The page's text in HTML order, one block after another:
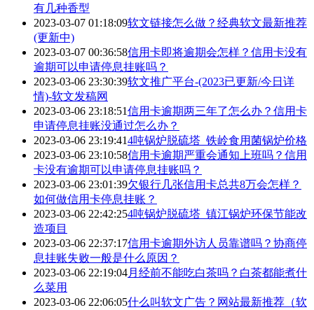
有几种香型
2023-03-07 01:18:09软文链接怎么做？经典软文最新推荐
(更新中)
2023-03-07 00:36:58信用卡即将逾期会怎样？信用卡没有
逾期可以申请停息挂账吗？
2023-03-06 23:30:39软文推广平台-(2023已更新/今日详
情)-软文发稿网
2023-03-06 23:18:51信用卡逾期两三年了怎么办？信用卡
申请停息挂账没通过怎么办？
2023-03-06 23:19:414吨锅炉脱硫塔_铁岭食用菌锅炉价格
2023-03-06 23:10:58信用卡逾期严重会通知上班吗？信用
卡没有逾期可以申请停息挂账吗？
2023-03-06 23:01:39欠银行几张信用卡总共8万会怎样？
如何做信用卡停息挂账？
2023-03-06 22:42:254吨锅炉脱硫塔_镇江锅炉环保节能改
造项目
2023-03-06 22:37:17信用卡逾期外访人员靠谱吗？协商停
息挂账失败一般是什么原因？
2023-03-06 22:19:04月经前不能吃白茶吗？白茶都能煮什
么菜用
2023-03-06 22:06:05什么叫软文广告？网站最新推荐（软